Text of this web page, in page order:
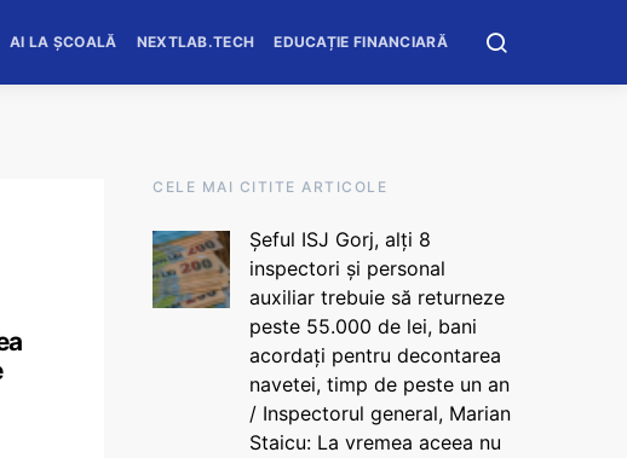
AI LA ȘCOALĂ NEXTLAB.TECH EDUCAȚIE FINANCIARĂ
CELE MAI CITITE ARTICOLE
Șeful ISJ Gorj, alți 8
inspectori și personal
auxiliar trebuie să returneze
peste 55.000 de lei, bani
acordați pentru decontarea
navetei, timp de peste un an
/ Inspectorul general, Marian
Staicu: La vremea aceea nu